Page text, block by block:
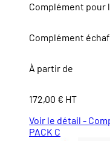
Complément pour
Complément
À partir de
172,00 € HT
Voir le détail -
PACK C